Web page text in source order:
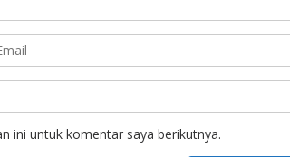
ini untuk komentar saya berikutnya.